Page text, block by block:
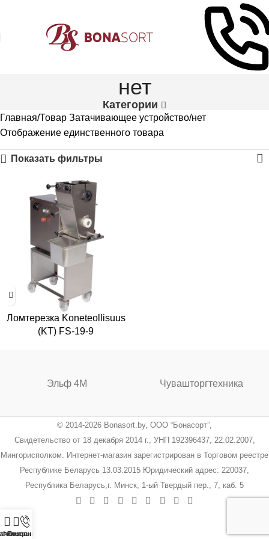
нет
Категории
Главная Товар Затачивающее устройство нет
Отображение единственного товара
Показать фильтры
Ломтерезка Koneteollisuus
(KT) FS-19-9
Эльф 4М Чувашторгтехника
© 2014-2026 Bonasort.by, ООО “Бонасорт”,
Свидетельство от 18 декабря 2014 г., УНП 192396437, 22.02.2007,
Мингорисполком. Интернет-магазин зарегистрирован в Торговом реестре
Республике Беларусь 13.03.2015 Юридический адрес: 220037,
Республика Беларусь,г. Минск, 1-ый Твердый пер., 7, каб. 5
Фильтры
Позвонить